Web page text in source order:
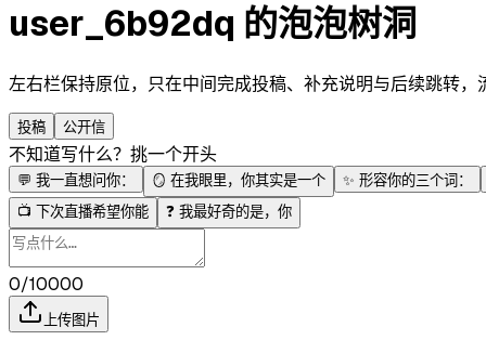
user_6b92dq 的泡泡树洞
左右栏保持原位，只在中间完成投稿、补充说明与后续跳转
投稿 公开信
不知道写什么？挑一个开头
💬 我一直想问你： 🪞 在我眼里，你其实是一个 ✨ 形容你的三个词：
📺 下次直播希望你能 ❓ 我最好奇的是，你
0/10000
上传图片